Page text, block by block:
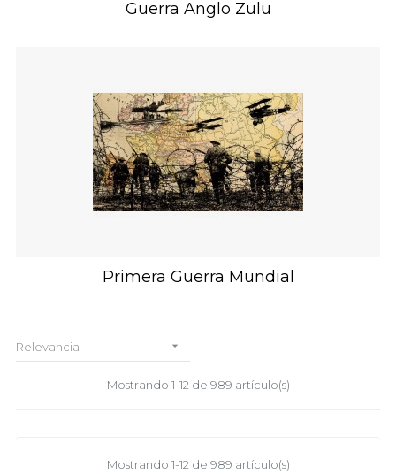
Guerra Anglo Zulu
Primera Guerra Mundial
Relevancia 
Mostrando 1-12 de 989 artículo(s)
Mostrando 1-12 de 989 artículo(s)